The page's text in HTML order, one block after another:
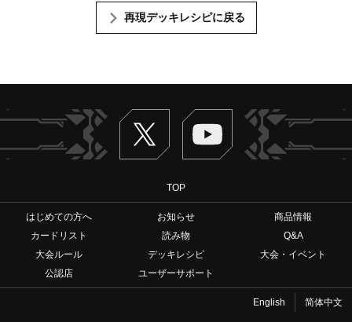
再現デッキレシピに戻る
Twitter ヴァンガードch
TOP
はじめての方へ お知らせ
商品情報
カードリスト
読み物
Q&A
大会ルール
デッキレシピ
大会・イベント
公認店
ユーザーサポート
English 简体中文